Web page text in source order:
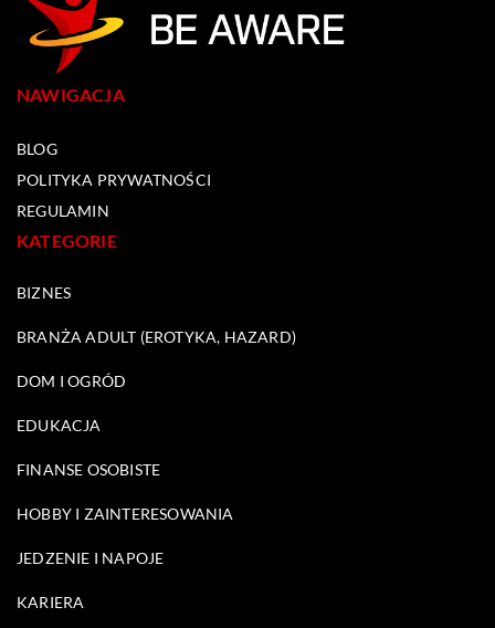
NAWIGACJA
BLOG
POLITYKA PRYWATNOŚCI
REGULAMIN
KATEGORIE
BIZNES
BRANŻA ADULT (EROTYKA, HAZARD)
DOM I OGRÓD
EDUKACJA
FINANSE OSOBISTE
HOBBY I ZAINTERESOWANIA
JEDZENIE I NAPOJE
KARIERA